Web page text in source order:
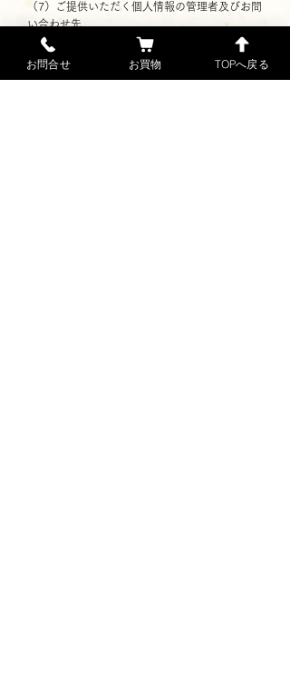
（7）ご提供いただく個人情報の管理者及びお問
い合わせ先
お問い合わせ窓口
住所：東京都葛飾区西新小岩4丁目6-11
お問合せ お買物 TOPへ戻る